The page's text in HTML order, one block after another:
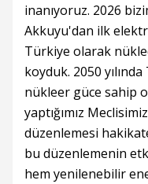
inanıyoruz. 2026
Akkuyu'dan ilk
Türkiye olarak
koyduk. 2050
nükleer güce sahip
yaptığımız
düzenlemesi
bu düzenlemenin
hem yenilenebilir